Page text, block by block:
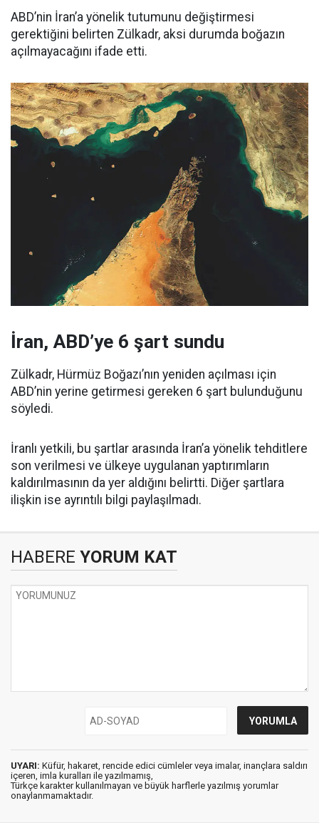
ABD’nin İran’a yönelik tutumunu değiştirmesi
gerektiğini belirten Zülkadr, aksi durumda boğazın
açılmayacağını ifade etti.
İran, ABD’ye 6 şart sundu
Zülkadr, Hürmüz Boğazı’nın yeniden açılması için
ABD’nin yerine getirmesi gereken 6 şart bulunduğunu
söyledi.
İranlı yetkili, bu şartlar arasında İran’a yönelik tehditlere
son verilmesi ve ülkeye uygulanan yaptırımların
kaldırılmasının da yer aldığını belirtti. Diğer şartlara
ilişkin ise ayrıntılı bilgi paylaşılmadı.
HABERE YORUM KAT
UYARI: Küfür, hakaret, rencide edici cümleler veya imalar, inançlara saldırı
içeren, imla kuralları ile yazılmamış,
Türkçe karakter kullanılmayan ve büyük harflerle yazılmış yorumlar
onaylanmamaktadır.